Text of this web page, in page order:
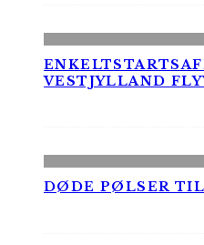
VESTJYLLAND
DØDE PØLSER